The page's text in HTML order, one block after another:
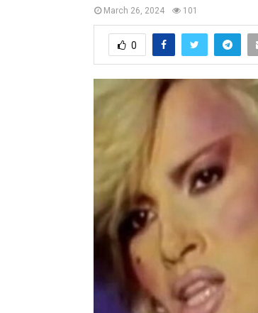
March 26, 2024 101
0